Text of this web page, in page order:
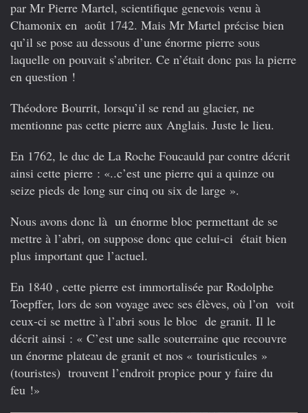
par Mr Pierre Martel, scientifique genevois venu à
Chamonix en août 1742. Mais Mr Martel précise bien
qu’il se pose au dessous d’une énorme pierre sous
laquelle on pouvait s’abriter. Ce n’était donc pas la pierre
en question !
Théodore Bourrit, lorsqu’il se rend au glacier, ne
mentionne pas cette pierre aux Anglais. Juste le lieu.
En 1762, le duc de La Roche Foucauld par contre décrit
ainsi cette pierre : «..c’est une pierre qui a quinze ou
seize pieds de long sur cinq ou six de large ».
Nous avons donc là un énorme bloc permettant de se
mettre à l’abri, on suppose donc que celui-ci était bien
plus important que l’actuel.
En 1840 , cette pierre est immortalisée par Rodolphe
Toepffer, lors de son voyage avec ses élèves, où l’on voit
ceux-ci se mettre à l’abri sous le bloc de granit. Il le
décrit ainsi : « C’est une salle souterraine que recouvre
un énorme plateau de granit et nos « touristicules »
(touristes) trouvent l’endroit propice pour y faire du
feu !»